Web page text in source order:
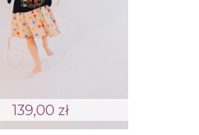
139,00 zł